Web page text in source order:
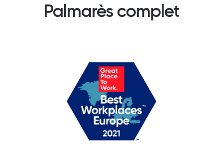
Palmarès complet